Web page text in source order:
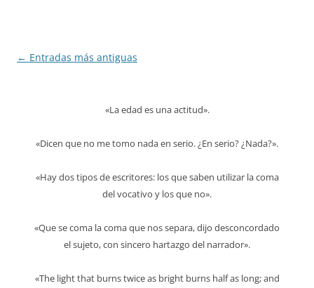
Navegación
← Entradas más antiguas
«La edad es una actitud».
«Dicen que no me tomo nada en serio. ¿En serio? ¿Nada?».
«Hay dos tipos de escritores: los que saben utilizar la coma
del vocativo y los que no».
«Que se coma la coma que nos separa, dijo desconcordado
el sujeto, con sincero hartazgo del narrador».
«The light that burns twice as bright burns half as long; and